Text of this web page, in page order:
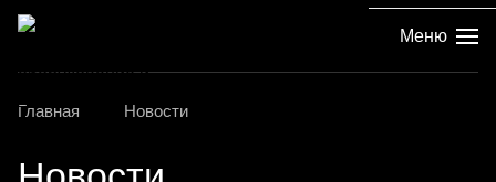
Меню
Главная Новости